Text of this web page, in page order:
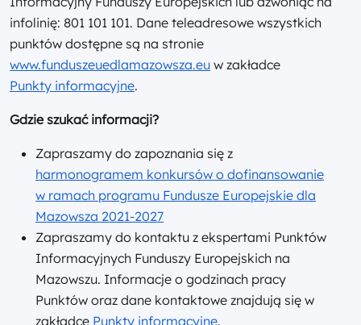
infolinię: 801 101 101. Dane teleadresowe wszystkich
punktów dostępne są na stronie
www.funduszeuedlamazowsza.eu w zakładce
Punkty informacyjne.
Gdzie szukać informacji?
Zapraszamy do zapoznania się z
harmonogramem konkursów o dofinansowanie
w ramach programu Fundusze Europejskie dla
Mazowsza 2021-2027
Zapraszamy do kontaktu z ekspertami Punktów
Informacyjnych Funduszy Europejskich na
Mazowszu. Informacje o godzinach pracy
Punktów oraz dane kontaktowe znajdują się w
zakładce Punkty informacyjne.